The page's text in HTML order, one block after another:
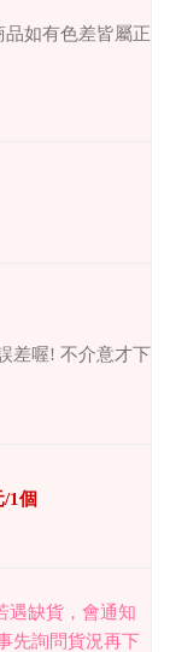
如有色差皆屬正
差喔! 不介意才下
/1個
遇缺貨，會通知
先詢問貨況再下